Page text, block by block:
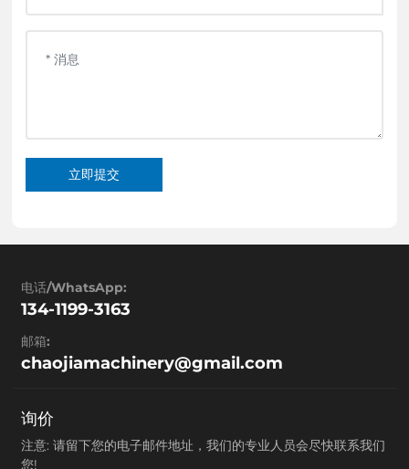
立即提交
电话/WhatsApp:
134-1199-3163
邮箱:
chaojiamachinery@gmail.com
询价
注意: 请留下您的电子邮件地址，我们的专业人员会尽快联系我们
您!